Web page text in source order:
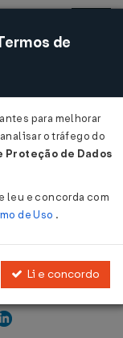
Acessar
jul 2015
de
para melhorar
o tráfego do
Proteção de Dados
leu e concorda com
de Uso .
Li e concordo